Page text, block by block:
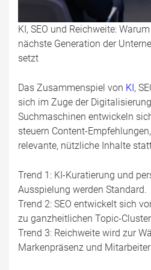
KI, SEO und Reichweite:
nächste Generation der
setzt
Das Zusammenspiel von KI,
sich im Zuge der
Suchmaschinen entwickeln
steuern Content-
relevante, nützliche Inhalte
Trend 1: KI-Kuratierung und
Ausspielung werden Standard.
Trend 2: SEO entwickelt sich
zu ganzheitlichen Topic-
Trend 3: Reichweite wird zur
Markenpräsenz und